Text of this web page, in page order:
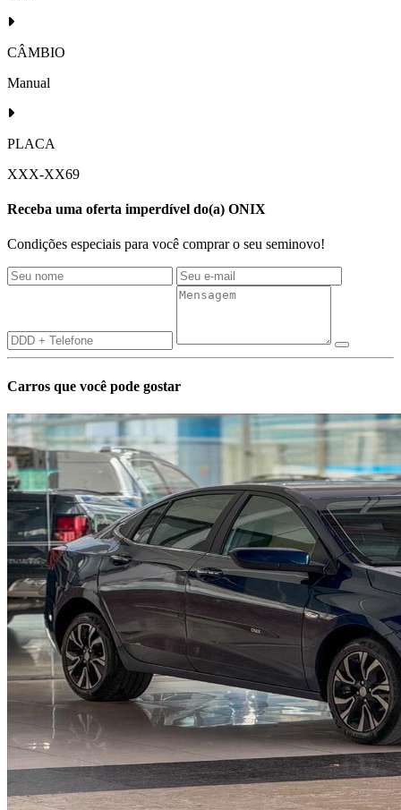
CÂMBIO
Manual
PLACA
XXX-XX69
Receba uma oferta imperdível do(a) ONIX
Condições especiais para você comprar o seu seminovo!
Carros que você pode gostar